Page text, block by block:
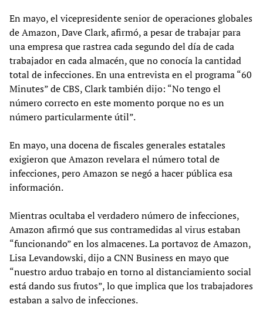
En mayo, el vicepresidente senior de operaciones globales
de Amazon, Dave Clark, afirmó, a pesar de trabajar para
una empresa que rastrea cada segundo del día de cada
trabajador en cada almacén, que no conocía la cantidad
total de infecciones. En una entrevista en el programa “60
Minutes” de CBS, Clark también dijo: “No tengo el
número correcto en este momento porque no es un
número particularmente útil”.
En mayo, una docena de fiscales generales estatales
exigieron que Amazon revelara el número total de
infecciones, pero Amazon se negó a hacer pública esa
información.
Mientras ocultaba el verdadero número de infecciones,
Amazon afirmó que sus contramedidas al virus estaban
“funcionando” en los almacenes. La portavoz de Amazon,
Lisa Levandowski, dijo a CNN Business en mayo que
“nuestro arduo trabajo en torno al distanciamiento social
está dando sus frutos”, lo que implica que los trabajadores
estaban a salvo de infecciones.